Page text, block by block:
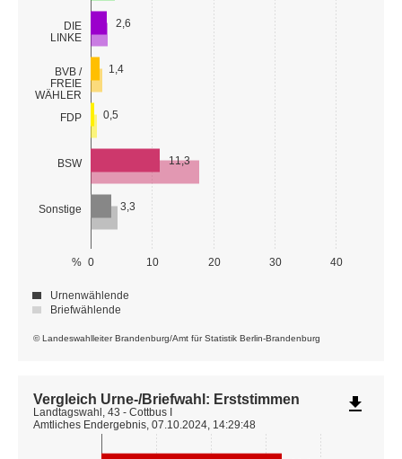
DIE
LINKE
BVB /
FREIE
WÄHLER
FDP
BSW
Sonstige
0 10 20 30 40
%
2,6
1,4
0,5
11,3
3,3
© Landeswahlleiter Brandenburg/Amt für Statistik Berlin-Brandenburg
Urnenwählende
Briefwählende
Vergleich Urne-/Briefwahl: Erststimmen
Landtagswahl, 43 - Cottbus I
Amtliches Endergebnis, 07.10.2024, 14:29:48
file_download